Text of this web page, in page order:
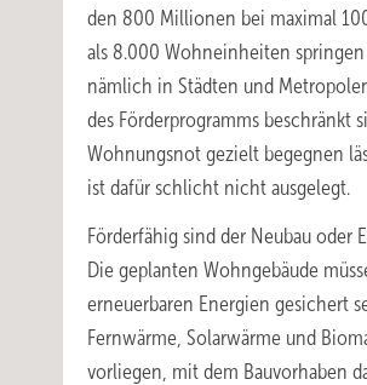
den 800 Millionen bei maximal
als 8.000 Wohneinheiten
nämlich in Städten und
des Förderprogramms beschränkt
Wohnungsnot gezielt begegnen
ist dafür schlicht nicht ausgelegt.
Förderfähig sind der Neubau
Die geplanten Wohngebäude
erneuerbaren Energien gesichert
Fernwärme, Solarwärme und
vorliegen, mit dem Bauvorhaben